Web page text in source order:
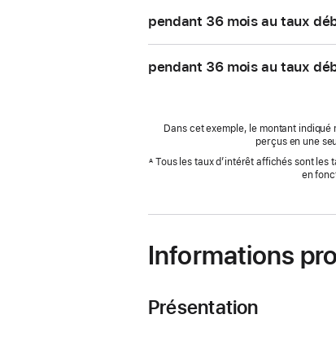
pendant 36 mois au taux
pendant 36 mois au taux
Dans cet exemple, le montant indiqué
perçus en une
A Tous les taux d’intérêt affichés sont les
en
Informations
Présentation